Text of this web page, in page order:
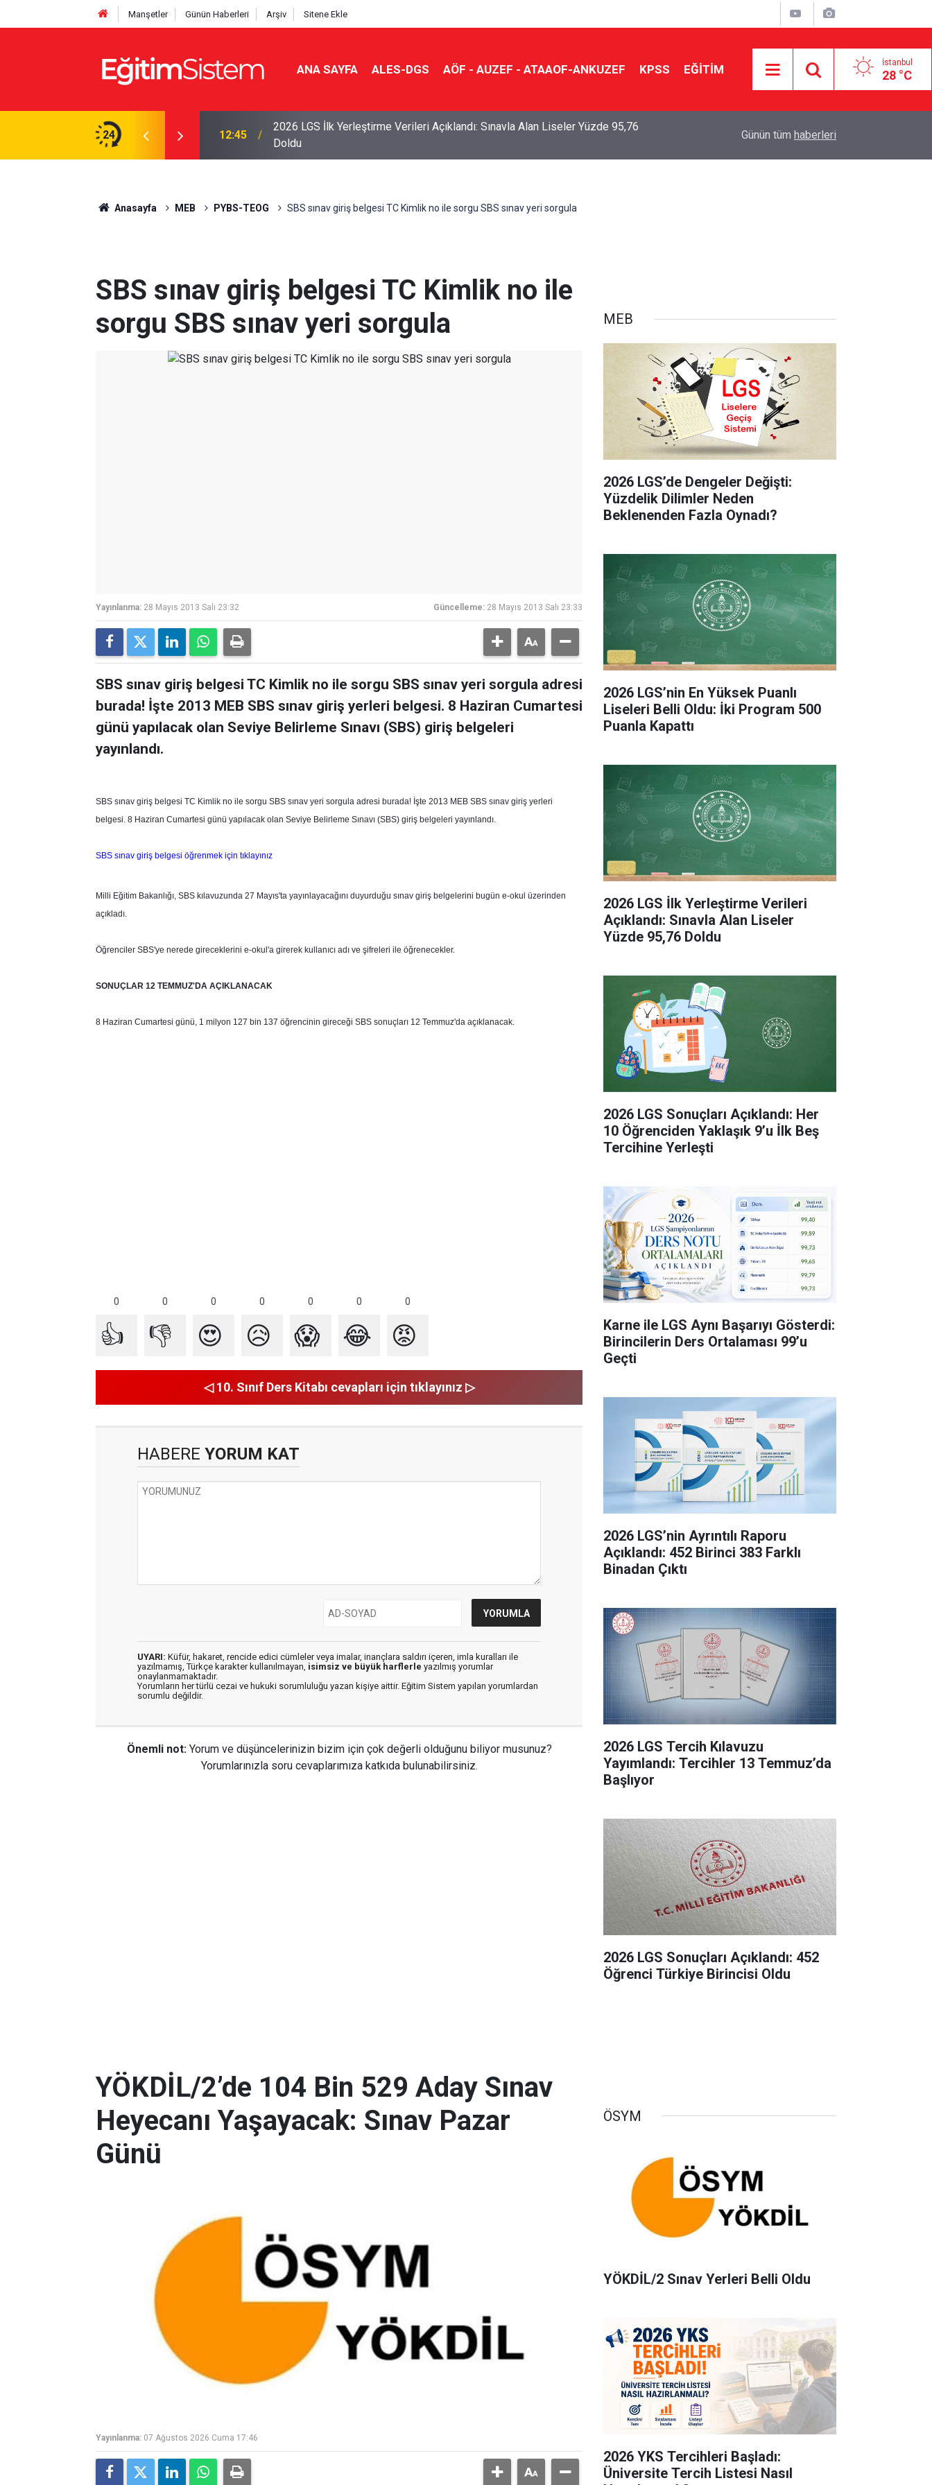
Manşetler Günün Haberleri Arşiv Sitene Ekle
ANA SAYFA ALES-DGS AÖF - AUZEF - ATAAOF-ANKUZEF KPSS EĞİTİM İstanbul
28 °C
24
Belli Oldu: İki Program 500 Puanla
12:45
2026 LGS İlk Yerleştirme Verileri Açıklandı: Sınavla Alan Liseler Yüzde 95,76
Doldu
Tercihine Yerleşti
Günün tüm haberleri
Anasayfa MEB PYBS-TEOG SBS sınav giriş belgesi TC Kimlik no ile sorgu SBS sınav yeri sorgula
SBS sınav giriş belgesi TC Kimlik no ile
sorgu SBS sınav yeri sorgula
Yayınlanma: 28 Mayıs 2013 Salı 23:32 Güncelleme: 28 Mayıs 2013 Salı 23:33
SBS sınav giriş belgesi TC Kimlik no ile sorgu SBS sınav yeri sorgula adresi
burada! İşte 2013 MEB SBS sınav giriş yerleri belgesi. 8 Haziran Cumartesi
günü yapılacak olan Seviye Belirleme Sınavı (SBS) giriş belgeleri
yayınlandı.
SBS sınav giriş belgesi TC Kimlik no ile sorgu SBS sınav yeri sorgula adresi burada! İşte 2013 MEB SBS sınav giriş yerleri
belgesi. 8 Haziran Cumartesi günü yapılacak olan Seviye Belirleme Sınavı (SBS) giriş belgeleri yayınlandı.
SBS sınav giriş belgesi öğrenmek için tıklayınız
Milli Eğitim Bakanlığı, SBS kılavuzunda 27 Mayıs'ta yayınlayacağını duyurduğu sınav giriş belgelerini bugün e-okul üzerinden
açıkladı.
Öğrenciler SBS'ye nerede gireceklerini e-okul'a girerek kullanıcı adı ve şifreleri ile öğrenecekler.
SONUÇLAR 12 TEMMUZ'DA AÇIKLANACAK
8 Haziran Cumartesi günü, 1 milyon 127 bin 137 öğrencinin gireceği SBS sonuçları 12 Temmuz'da açıklanacak.
0 0 0 0 0 0 0
👍 👎 😍 😥 😱 😂 😡
◁ 10. Sınıf Ders Kitabı cevapları için tıklayınız ▷
HABERE YORUM KAT
UYARI: Küfür, hakaret, rencide edici cümleler veya imalar, inançlara saldırı içeren, imla kuralları ile
yazılmamış, Türkçe karakter kullanılmayan, isimsiz ve büyük harflerle yazılmış yorumlar
onaylanmamaktadır.
Yorumların her türlü cezai ve hukuki sorumluluğu yazan kişiye aittir. Eğitim Sistem yapılan yorumlardan
sorumlu değildir.
Önemli not: Yorum ve düşüncelerinizin bizim için çok değerli olduğunu biliyor musunuz?
Yorumlarınızla soru cevaplarımıza katkıda bulunabilirsiniz.
MEB
2026 LGS’de Dengeler Değişti:
Yüzdelik Dilimler Neden
Beklenenden Fazla Oynadı?
2026 LGS’nin En Yüksek Puanlı
Liseleri Belli Oldu: İki Program 500
Puanla Kapattı
2026 LGS İlk Yerleştirme Verileri
Açıklandı: Sınavla Alan Liseler
Yüzde 95,76 Doldu
2026 LGS Sonuçları Açıklandı: Her
10 Öğrenciden Yaklaşık 9’u İlk Beş
Tercihine Yerleşti
Karne ile LGS Aynı Başarıyı Gösterdi:
Birincilerin Ders Ortalaması 99’u
Geçti
2026 LGS’nin Ayrıntılı Raporu
Açıklandı: 452 Birinci 383 Farklı
Binadan Çıktı
2026 LGS Tercih Kılavuzu
Yayımlandı: Tercihler 13 Temmuz’da
Başlıyor
2026 LGS Sonuçları Açıklandı: 452
Öğrenci Türkiye Birincisi Oldu
YÖKDİL/2’de 104 Bin 529 Aday Sınav
Heyecanı Yaşayacak: Sınav Pazar
Günü
Yayınlanma: 07 Ağustos 2026 Cuma 17:46
ÖSYM
YÖKDİL/2 Sınav Yerleri Belli Oldu
2026 YKS Tercihleri Başladı:
Üniversite Tercih Listesi Nasıl